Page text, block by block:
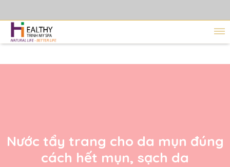
Nước tẩy trang cho da mụn đúng
cách hết mụn, sạch da